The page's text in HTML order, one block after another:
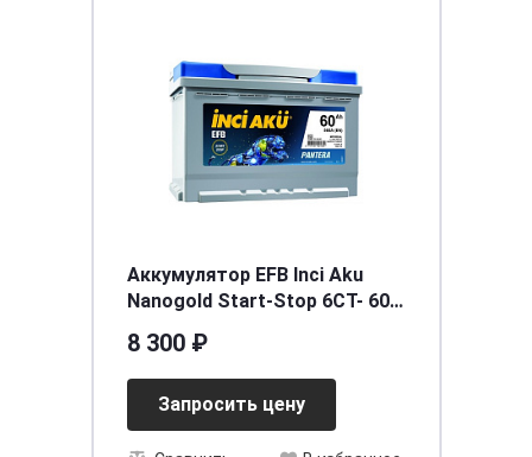
Аккумулятор EFB Inci Aku
Nanogold Start-Stop 6СТ- 60
[д242ш175в175/560EN] [LB2],
шт
8 300 ₽
Запросить цену